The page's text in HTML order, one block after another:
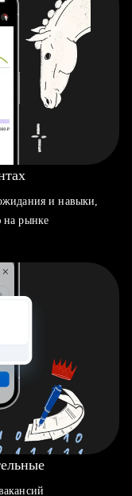
и навыки,
на рынке